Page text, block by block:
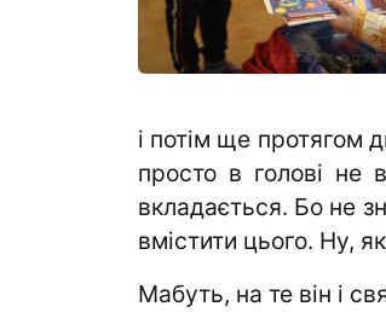
і потім ще протягом
просто в голові не
вкладається. Бо не
вмістити цього. Ну,
Мабуть, на те він і